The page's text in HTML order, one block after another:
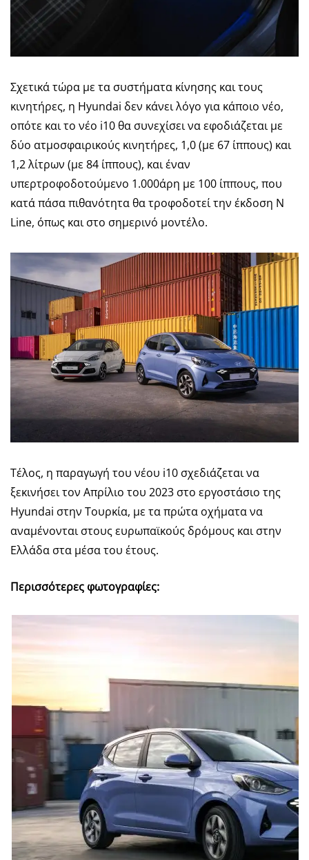
Σχετικά τώρα με τα συστήματα κίνησης και τους
κινητήρες, η Hyundai δεν κάνει λόγο για κάποιο νέο,
οπότε και το νέο i10 θα συνεχίσει να εφοδιάζεται με
δύο ατμοσφαιρικούς κινητήρες, 1,0 (με 67 ίππους) και
1,2 λίτρων (με 84 ίππους), και έναν
υπερτροφοδοτούμενο 1.000άρη με 100 ίππους, που
κατά πάσα πιθανότητα θα τροφοδοτεί την έκδοση N
Line, όπως και στο σημερινό μοντέλο.
Τέλος, η παραγωγή του νέου i10 σχεδιάζεται να
ξεκινήσει τον Απρίλιο του 2023 στο εργοστάσιο της
Hyundai στην Τουρκία, με τα πρώτα οχήματα να
αναμένονται στους ευρωπαϊκούς δρόμους και στην
Ελλάδα στα μέσα του έτους.
Περισσότερες φωτογραφίες: